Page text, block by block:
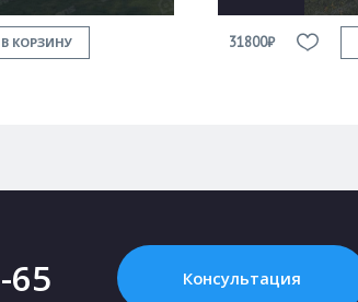
В КОРЗИНУ 31800₽
65 Консультация